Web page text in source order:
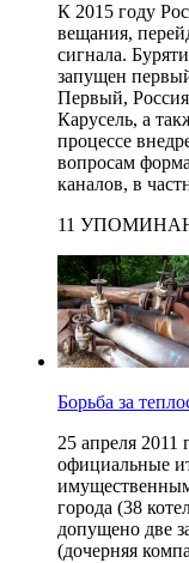
К 2015 году
вещания,
сигнала.
запущен
Первый,
Карусель, а
процессе
вопросам
каналов, в
11
Борьба за
25 апреля 2011
официальные
города (38
допущено две
(дочерняя